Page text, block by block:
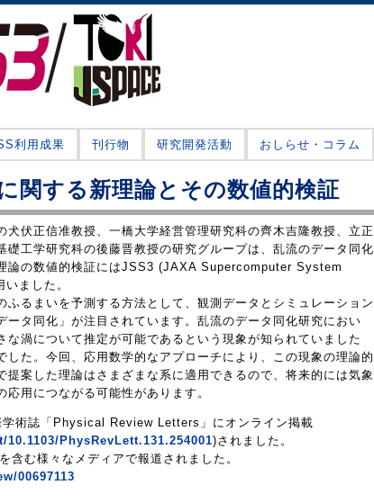
利用成果 刊行物 研究開発活動 おしらせ・コラム
関する新理論とその数値的検証
伏正信准教授、一橋大学経営管理研究科の齊木吉隆教授、立正
礎工学研究科の後藤晋教授の研究グループは、乱流のデータ同化
論の数値的検証にはJSS3 (JAXA Supercomputer System
ました。
るまいを予測する方法として、観測データとシミュレーション
ータ同化」が注目されています。乱流のデータ同化研究におい
渦について推定が可能であるという現象が知られていました
た。今回、応用数学的なアプローチにより、この現象の理論的
案した理論はさまざまな系に適用できるので、将来的には気象
用につながる可能性があります。
術誌「Physical Review Letters」にオンライン掲載
PhysRevLett.131.254001)されました。
む様々なメディアで報道されました。
00697113